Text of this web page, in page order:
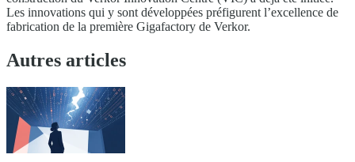
Les innovations qui y sont développées préfigurent l’excellence de
fabrication de la première Gigafactory de Verkor.
Autres articles